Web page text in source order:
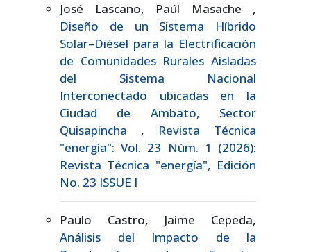
José Lascano, Paúl Masache ,
Diseño de un Sistema Híbrido
Solar–Diésel para la Electrificación
de Comunidades Rurales Aisladas
del Sistema Nacional
Interconectado ubicadas en la
Ciudad de Ambato, Sector
Quisapincha , Revista Técnica
"energía": Vol. 23 Núm. 1 (2026):
Revista Técnica "energía", Edición
No. 23 ISSUE I
Paulo Castro, Jaime Cepeda,
Análisis del Impacto de la